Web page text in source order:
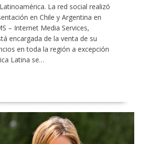
La red social realizó
en Chile y Argentina en
– Internet Media Services,
encargada de la venta de su
en toda la región a excepción
Latina se…